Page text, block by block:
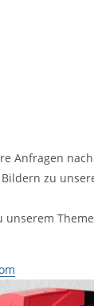
Anfragen nach
zu
unserem